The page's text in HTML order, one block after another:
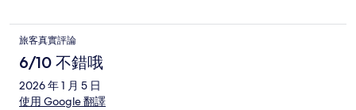
旅客真實評論
6/10 不錯哦
2026 年 1 月 5 日
使用 Google 翻譯